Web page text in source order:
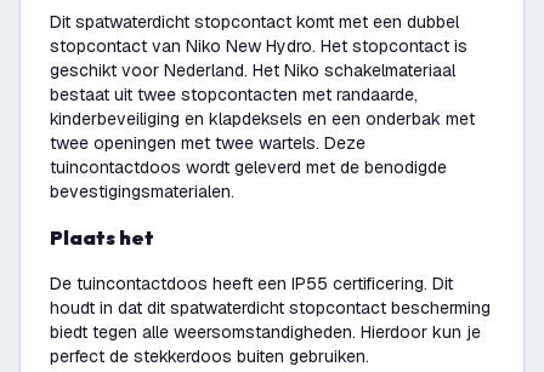
Dit spatwaterdicht stopcontact komt met een dubbel
stopcontact van Niko New Hydro. Het stopcontact is
geschikt voor Nederland. Het Niko schakelmateriaal
bestaat uit twee stopcontacten met randaarde,
kinderbeveiliging en klapdeksels en een onderbak met
twee openingen met twee wartels. Deze
tuincontactdoos wordt geleverd met de benodigde
bevestigingsmaterialen.
Plaats het
De tuincontactdoos heeft een IP55 certificering. Dit
houdt in dat dit spatwaterdicht stopcontact bescherming
biedt tegen alle weersomstandigheden. Hierdoor kun je
perfect de stekkerdoos buiten gebruiken.